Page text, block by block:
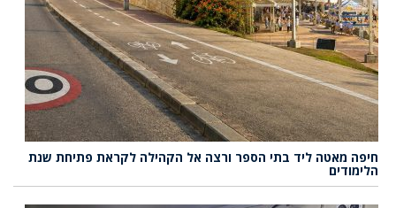
חיפה מאטה ליד בתי הספר ורצה אל הקהילה לקראת פתיחת שנת
הלימודים